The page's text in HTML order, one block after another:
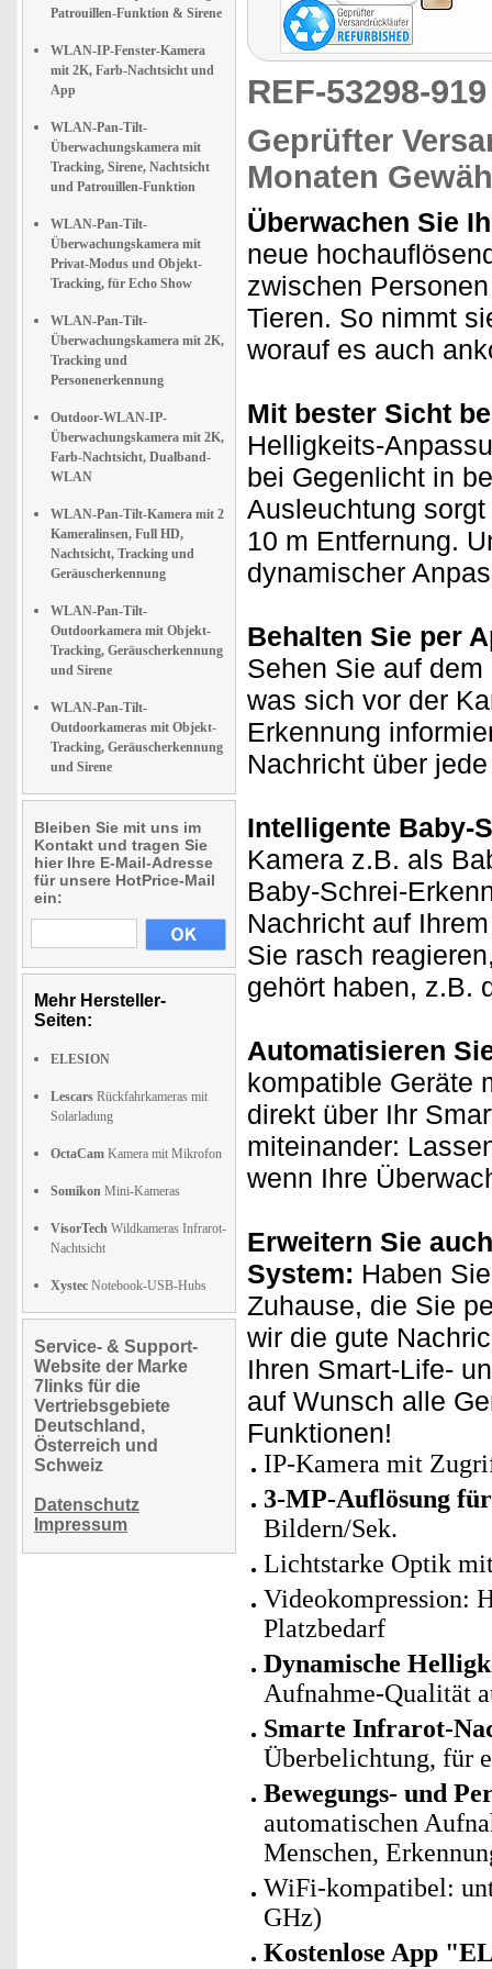
Patrouillen-Funktion & Sirene
WLAN-IP-Fenster-Kamera
mit 2K, Farb-Nachtsicht und
App
WLAN-Pan-Tilt-
Überwachungskamera mit
Tracking, Sirene, Nachtsicht
und Patrouillen-Funktion
WLAN-Pan-Tilt-
Überwachungskamera mit
Privat-Modus und Objekt-
Tracking, für Echo Show
WLAN-Pan-Tilt-
Überwachungskamera mit 2K,
Tracking und
Personenerkennung
Outdoor-WLAN-IP-
Überwachungskamera mit 2K,
Farb-Nachtsicht, Dualband-
WLAN
WLAN-Pan-Tilt-Kamera mit 2
Kameralinsen, Full HD,
Nachtsicht, Tracking und
Geräuscherkennung
WLAN-Pan-Tilt-
Outdoorkamera mit Objekt-
Tracking, Geräuscherkennung
und Sirene
WLAN-Pan-Tilt-
Outdoorkameras mit Objekt-
Tracking, Geräuscherkennung
und Sirene
Bleiben Sie mit uns im
Kontakt und tragen Sie
hier Ihre E-Mail-Adresse
für unsere HotPrice-Mail
ein:
Mehr Hersteller-
Seiten:
ELESION
Lescars Rückfahrkameras mit
Solarladung
OctaCam Kamera mit Mikrofon
Somikon Mini-Kameras
VisorTech Wildkameras Infrarot-
Nachtsicht
Xystec Notebook-USB-Hubs
Service- & Support-
Website der Marke
7links für die
Vertriebsgebiete
Deutschland,
Österreich und
Schweiz
Datenschutz
Impressum
REF-53298-
Geprüfter
Monaten
Überwachen Sie
neue
zwischen
Tieren. So nimmt
worauf es auch
Mit bester Sicht
Helligkeits-
bei Gegenlicht in
Ausleuchtung
10 m Entfernung.
dynamischer
Behalten Sie per
Sehen Sie auf
was sich vor der
Erkennung
Nachricht über
Intelligente Baby-
Kamera z.B. als
Baby-Schrei-
Nachricht auf
Sie rasch
gehört haben, z.B.
Automatisieren
kompatible Geräte
direkt über Ihr
miteinander:
wenn Ihre
Erweitern Sie
System: Haben
Zuhause, die Sie
wir die gute
Ihren Smart-Life-
auf Wunsch alle
Funktionen!
IP-Kamera mit
3-MP-Auflösung
Bildern/Sek.
Lichtstarke Optik
Videokompression:
Platzbedarf
Dynamische
Aufnahme-Qualität
Smarte Infrarot-
Überbelichtung, für
Bewegungs- und
automatischen
Menschen,
WiFi-kompatibel:
GHz)
Kostenlose App